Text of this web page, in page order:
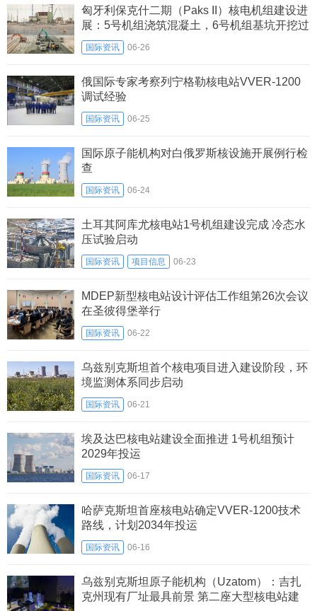
匈牙利保克什二期（Paks II）核电机组建设进
展：5号机组浇筑混凝土，6号机组基坑开挖过
半
国际资讯 06-26
俄国际专家考察列宁格勒核电站VVER-1200
调试经验
国际资讯 06-25
国际原子能机构对白俄罗斯核设施开展例行检
查
国际资讯 06-24
土耳其阿库尤核电站1号机组建设完成 冷态水
压试验启动
国际资讯 项目信息 06-23
MDEP新型核电站设计评估工作组第26次会议
在圣彼得堡举行
国际资讯 06-22
乌兹别克斯坦首个核电项目进入建设阶段，环
境监测体系同步启动
国际资讯 06-21
埃及达巴核电站建设全面推进 1号机组预计
2029年投运
国际资讯 06-17
哈萨克斯坦首座核电站确定VVER-1200技术
路线，计划2034年投运
国际资讯 06-16
乌兹别克斯坦原子能机构（Uzatom）：吉扎
克州现有厂址最具前景 第二座大型核电站建